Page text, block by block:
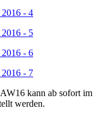
kann ab sofort im
werden.